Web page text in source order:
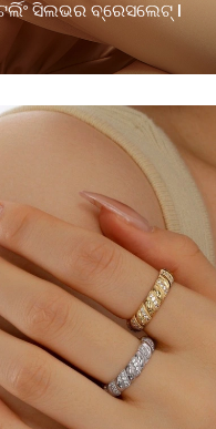
ସିଲଭର ବ୍ରେସଲେଟ୍ |